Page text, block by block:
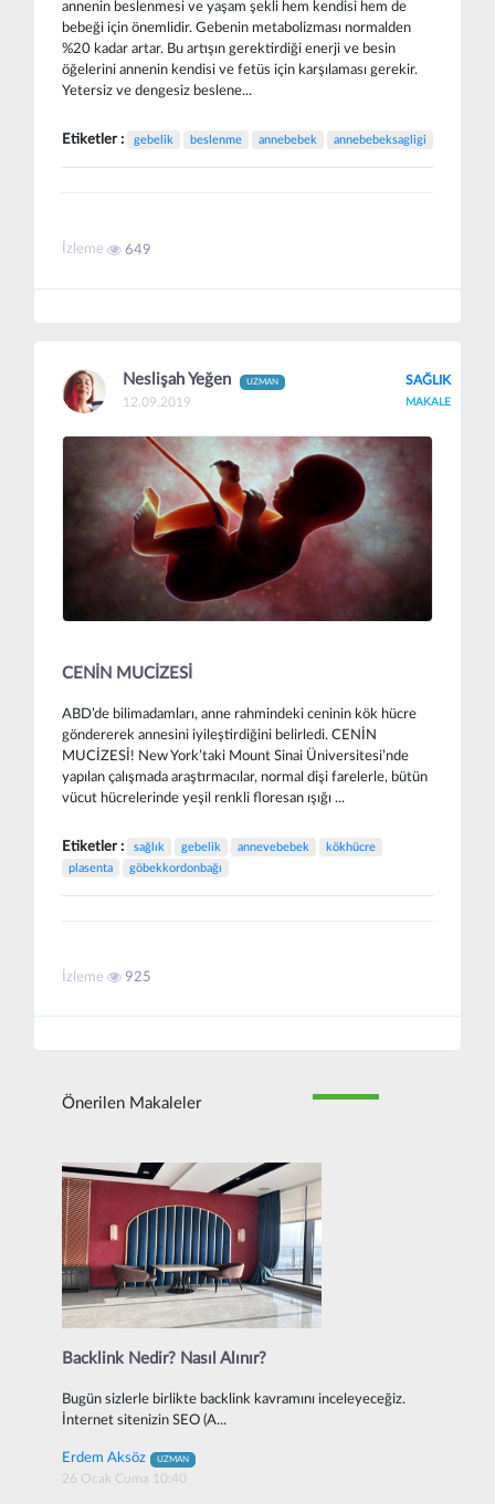
annenin beslenmesi ve yaşam şekli hem kendisi hem de
bebeği için önemlidir. Gebenin metabolizması normalden
%20 kadar artar. Bu artışın gerektirdiği enerji ve besin
öğelerini annenin kendisi ve fetüs için karşılaması gerekir.
Yetersiz ve dengesiz beslene...
Etiketler : gebelik beslenme annebebek annebebeksagligi
İzleme 649
Neslişah Yeğen UZMAN
12.09.2019
SAĞLIK
MAKALE
CENİN MUCİZESİ
ABD’de bilimadamları, anne rahmindeki ceninin kök hücre
göndererek annesini iyileştirdiğini belirledi. CENİN
MUCİZESİ! New York’taki Mount Sinai Üniversitesi’nde
yapılan çalışmada araştırmacılar, normal dişi farelerle, bütün
vücut hücrelerinde yeşil renkli floresan ışığı ...
Etiketler : sağlık gebelik annevebebek
kökhücre
plasenta
göbekkordonbağı
İzleme 925
Önerilen Makaleler
Backlink Nedir? Nasıl Alınır?
Bugün sizlerle birlikte backlink kavramını inceleyeceğiz.
İnternet sitenizin SEO (A...
Erdem Aksöz UZMAN
26 Ocak Cuma 10:40